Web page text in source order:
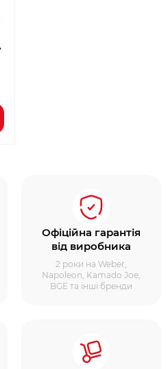
Офіційна гарантія
від виробника
2 роки на Weber,
Napoleon, Kamado Joe,
BGE та інші бренди